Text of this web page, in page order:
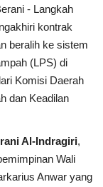
- Langkah
kontrak
beralih ke sistem
(LPS) di
Komisi Daerah
dan Keadilan
Al-Indragiri,
Wali
Anwar yang